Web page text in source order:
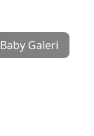
Baby Galeri